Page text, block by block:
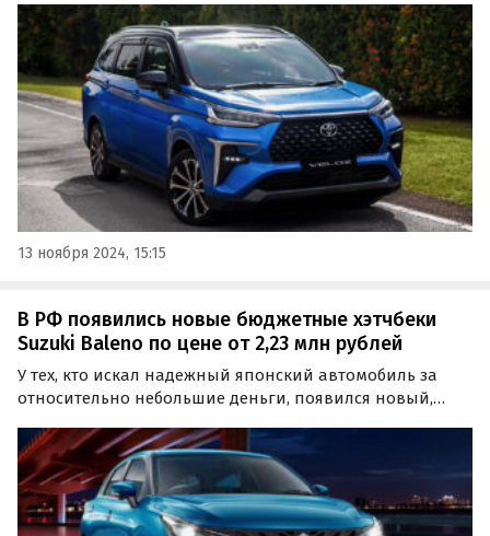
на одном из классифайдов в ноябре стартуют от 3 250
000 рублей, пишут «Автоновости дня».
13 ноября 2024, 15:15
В РФ появились новые бюджетные хэтчбеки
Suzuki Baleno по цене от 2,23 млн рублей
У тех, кто искал надежный японский автомобиль за
относительно небольшие деньги, появился новый,
хэтчбек Suzuki Baleno.